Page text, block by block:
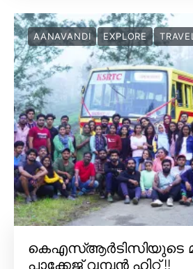
AANAVANDI EXPLORE TRAVEL
കെഎസ്ആർടിസിയുടെ
പാക്കേജ് വമ്പൻ ഹിറ്റ് !!